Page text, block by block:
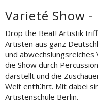
Varieté Show
Drop the Beat! Artistik
Artisten aus ganz
und
die Show durch
darstellt und die
Welt entführt. Mit dabei
Artistenschule Berlin.